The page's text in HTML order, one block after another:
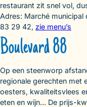
restaurant zit snel vol,
Adres: Marché municipal
83 29 42, zie menu’s
Boulevard 88
Op een steenworp
regionale gerechten met
oesters, kwaliteitsvlees
eten en wijn… De prijs-